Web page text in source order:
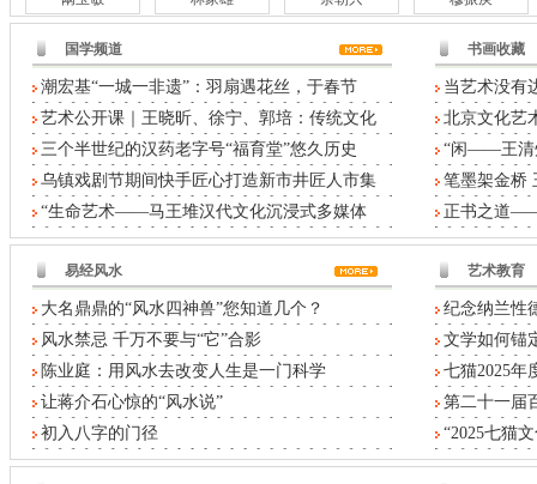
国学频道
潮宏基“一城一非遗”：羽扇遇花丝，于春节
艺术公开课｜王晓昕、徐宁、郭培：传统文化
三个半世纪的汉药老字号“福育堂”悠久历史
乌镇戏剧节期间快手匠心打造新市井匠人市集
“生命艺术——马王堆汉代文化沉浸式多媒体
书画收藏
当艺术没有
北京文化艺
“闲——王清
笔墨架金桥
正书之道
易经风水
大名鼎鼎的“风水四神兽”您知道几个？
风水禁忌 千万不要与“它”合影
陈业庭：用风水去改变人生是一门科学
让蒋介石心惊的“风水说”
初入八字的门径
艺术教育
纪念纳兰性
文学如何锚
七猫2025年
第二十一届
“2025七猫